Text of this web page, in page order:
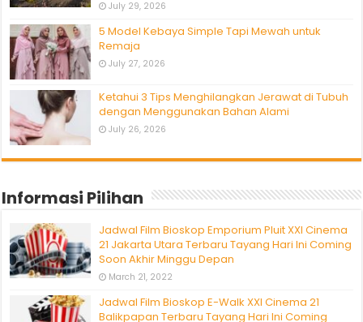
July 29, 2026
5 Model Kebaya Simple Tapi Mewah untuk
Remaja
July 27, 2026
Ketahui 3 Tips Menghilangkan Jerawat di Tubuh
dengan Menggunakan Bahan Alami
July 26, 2026
Informasi Pilihan
Jadwal Film Bioskop Emporium Pluit XXI Cinema
21 Jakarta Utara Terbaru Tayang Hari Ini Coming
Soon Akhir Minggu Depan
March 21, 2022
Jadwal Film Bioskop E-Walk XXI Cinema 21
Balikpapan Terbaru Tayang Hari Ini Coming